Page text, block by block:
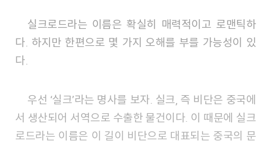
실크로드라는 이름은 확실히 매력적이고 로맨틱하
다. 하지만 한편으로 몇 가지 오해를 부를 가능성이 있
다.
우선 ‘실크’라는 명사를 보자. 실크, 즉 비단은 중국에
서 생산되어 서역으로 수출한 물건이다. 이 때문에 실크
로드라는 이름은 이 길이 비단으로 대표되는 중국의 문